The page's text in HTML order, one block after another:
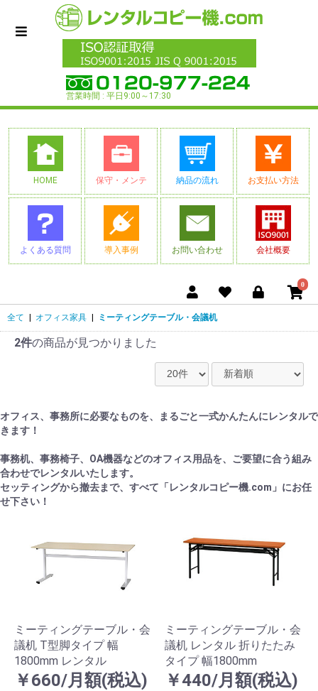
営業時間 : 平日9:00～17:30
HOME 保守・メンテ 納品の流れ お支払い方法
よくある質問 導入事例 お問い合わせ 会社概要
0
全て オフィス家具 ミーティングテーブル・会議机
2件の商品が見つかりました
オフィス、事務所に必要なものを、まるごと一式かんたんにレンタルで
きます！
事務机、事務椅子、OA機器などのオフィス用品を、ご要望に合う組み
合わせでレンタルいたします。
セッティングから撤去まで、すべて「レンタルコピー機.com」にお任
せ下さい！
ミーティングテーブル・会
議机 T型脚タイプ 幅
1800mm レンタル
￥660/月額(税込)
ミーティングテーブル・会
議机 レンタル 折りたたみ
タイプ 幅1800mm
￥440/月額(税込)